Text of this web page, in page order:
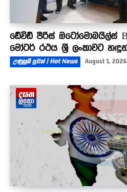
ඩේවිඩ් පීරිස් ඔටෝමොබයිල්ස්
මෝටර් රථය ශ්‍රී ලංකාවට
උණුසුම් පුවත් | Hot News August 1, 2026